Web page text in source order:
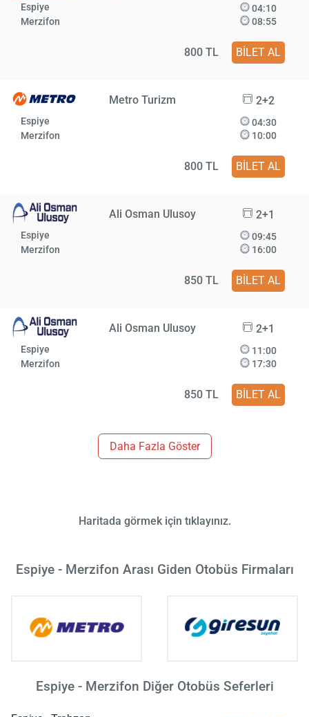
Espiye
Merzifon
04:10
08:55
800 TL BİLET AL
Metro Turizm 2+2
Espiye
Merzifon
04:30
10:00
800 TL BİLET AL
Ali Osman Ulusoy 2+1
Espiye
Merzifon
09:45
16:00
850 TL BİLET AL
Ali Osman Ulusoy 2+1
Espiye
Merzifon
11:00
17:30
850 TL BİLET AL
Daha Fazla Göster
Haritada görmek için tıklayınız.
Espiye - Merzifon Arası Giden Otobüs Firmaları
Espiye - Merzifon Diğer Otobüs Seferleri